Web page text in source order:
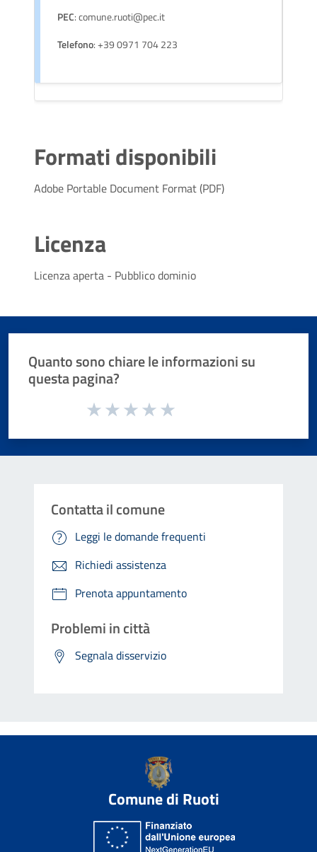
PEC: comune.ruoti@pec.it
Telefono: +39 0971 704 223
Formati disponibili
Adobe Portable Document Format (PDF)
Licenza
Licenza aperta - Pubblico dominio
Quanto sono chiare le informazioni su
questa pagina?
Valuta da 1 a 5 stelle la pagina
Contatta il comune
Leggi le domande frequenti
Richiedi assistenza
Prenota appuntamento
Problemi in città
Segnala disservizio
Comune di Ruoti